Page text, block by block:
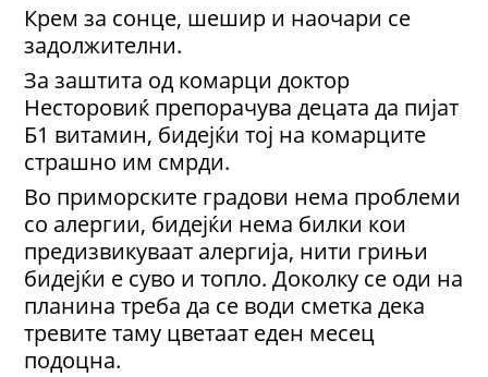
Крем за сонце, шешир и наочари се
задолжителни.
За заштита од комарци доктор
Несторовиќ препорачува децата да пијат
Б1 витамин, бидејќи тој на комарците
страшно им смрди.
Во приморските градови нема проблеми
со алергии, бидејќи нема билки кои
предизвикуваат алергија, нити грињи
бидејќи е суво и топло. Доколку се оди на
планина треба да се води сметка дека
тревите таму цветаат еден месец
подоцна.